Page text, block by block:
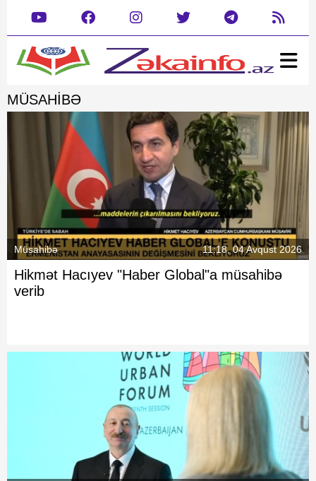
Ana səhifə
Xəbər
Gündəm
Mədəniyyət
Dəyərlərimizin kreativ tanıtımı
Müsahibə
İdman
Şou biznes
Reportaj
MÜSAHIBƏ
Müsahibə 11:18, 04 Avqust 2026
Hikmət Hacıyev "Haber Global"a müsahibə
verib